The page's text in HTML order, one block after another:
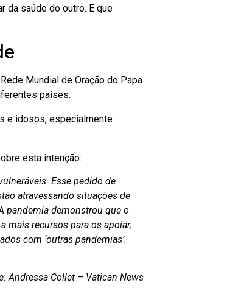
da saúde do outro. E que
Mundial de Oração do Papa
países.
e idosos, especialmente
esta intenção:
Esse pedido de
atravessando situações de
pandemia demonstrou que o
mais recursos para os apoiar,
com ‘outras pandemias’.
Andressa Collet – Vatican News